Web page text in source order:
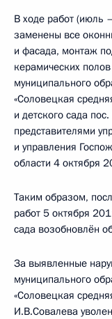
В ходе работ (июль
заменены все
и фасада, монтаж
керамических
муниципального
«Соловецкая
и детского сада
представителями
и управления
области 4 октября
Таким образом,
работ 5 октября
сада возобновлён
За выявленные
муниципального
«Соловецкая
И.В.Совалева